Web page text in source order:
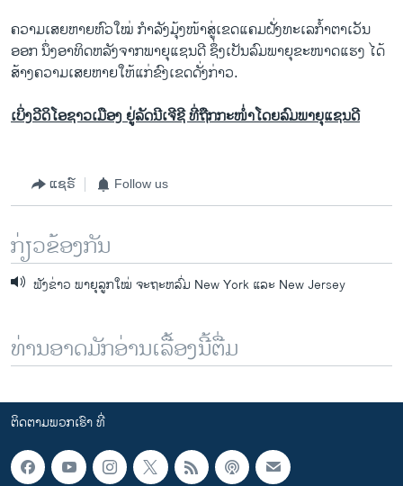
​ຄວາມ​ເສຍ​ຫາຍຫົວ​ໃໝ່​ ກໍາລັງ​ມຸ້​ງໜ້າສູ່​ເຂດ​ແຄມ​ຝັ່ງ​ທະ​ເລກໍ້າ​ຕາ​ເວັນ​
ອອກ ​ນຶ່ງ​ອາທິດ​ຫລັງ​ຈາກພາຍຸ​ແຊນ​ດີ ຊຶ່ງ​ເປັນ​ລົມພາຍຸ​ຂະໜາດ​ແຮງ ​ໄດ້​
ສ້າງ​ຄວາມ​ເສຍ​ຫາຍ​ໃຫ້​ແກ່​ຂົງ​ເຂດດັ່ງກ່າວ.
ເບິ່ງວີດິໂອຊາວເມືອງ ຢູ່ລັດນີເຈີຊີ ທີ່ຖືກກະໜໍ່າໂດຍລົມພາຍຸແຊນດີ
ແຊຣ໌ Follow us
ກ່ຽວຂ້ອງກັນ
ຟັງຂ່າວ ພາຍຸລູກໃໝ່ ຈະຖະຫລົ່ມ New York ແລະ New Jersey
ທ່ານອາດມັກອ່ານເລື້ອງນີ້ຕື່ມ
ຕິດຕາມພວກເຮົາ ທີ່